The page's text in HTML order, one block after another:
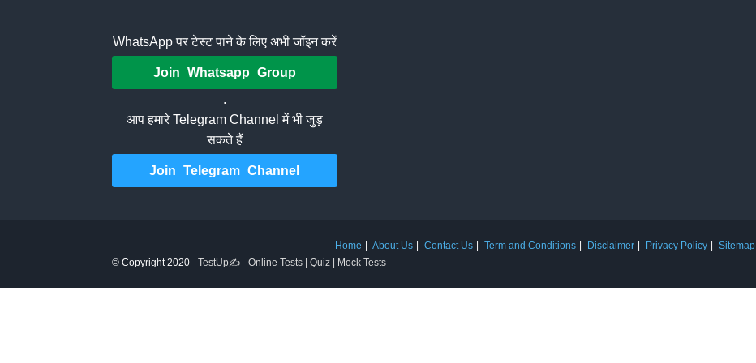
WhatsApp पर टेस्ट पाने के लिए अभी जॉइन करें
Join Whatsapp Group
.
आप हमारे Telegram Channel में भी जुड़
सकते हैं
Join Telegram Channel
Home About Us Contact Us Term and Conditions Disclaimer Privacy Policy
Sitemap
© Copyright 2020 - TestUp✍️ - Online Tests | Quiz | Mock Tests